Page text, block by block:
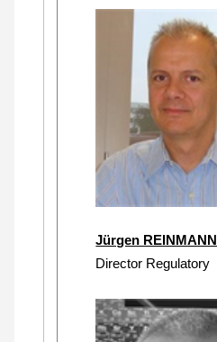
Jürgen REINMANN
Director Regulatory